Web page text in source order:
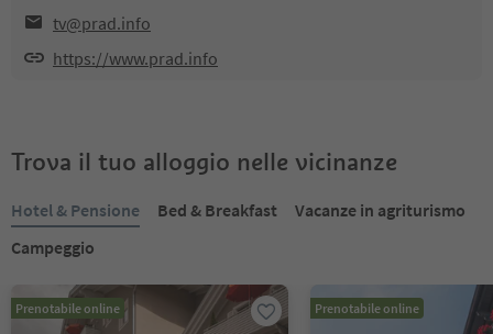
tv@prad.info
https://www.prad.info
Trova il tuo alloggio nelle vicinanze
Hotel & Pensione Bed & Breakfast
Vacanze in agriturismo
Campeggio
Prenotabile online Prenotabile online